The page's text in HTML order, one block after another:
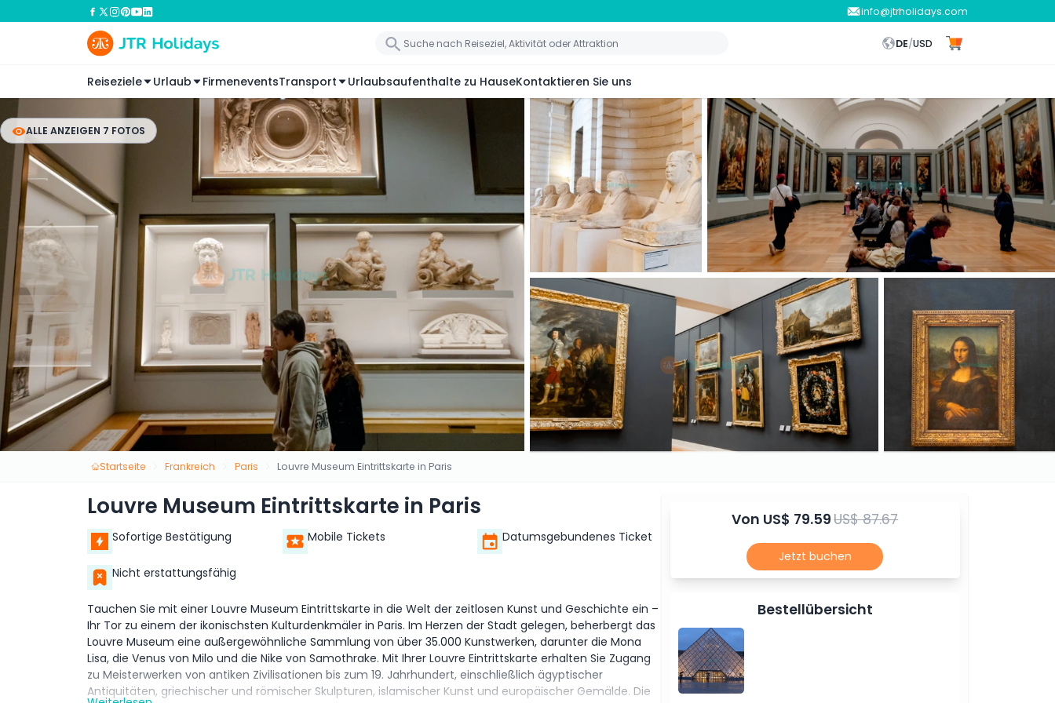
info@jtrholidays.com
DE/USD
Reiseziele Urlaub FirmeneventsTransport Urlaubsaufenthalte zu HauseKontaktieren Sie uns
ALLE ANZEIGEN 7 FOTOS
Startseite Frankreich Paris Louvre Museum Eintrittskarte in Paris
Louvre Museum Eintrittskarte in Paris
Sofortige Bestätigung Mobile Tickets Datumsgebundenes Ticket
Nicht erstattungsfähig
Tauchen Sie mit einer Louvre Museum Eintrittskarte in die Welt der zeitlosen Kunst und Geschichte ein –
Ihr Tor zu einem der ikonischsten Kulturdenkmäler in Paris. Im Herzen der Stadt gelegen, beherbergt das
Louvre Museum eine außergewöhnliche Sammlung von über 35.000 Kunstwerken, darunter die Mona
Lisa, die Venus von Milo und die Nike von Samothrake. Mit Ihrer Louvre Eintrittskarte erhalten Sie Zugang
zu Meisterwerken von antiken Zivilisationen bis zum 19. Jahrhundert, einschließlich ägyptischer
Antiquitäten, griechischer und römischer Skulpturen, islamischer Kunst und europäischer Gemälde. Die
Von US$ 79.59US$ 87.67
Jetzt buchen
Bestellübersicht